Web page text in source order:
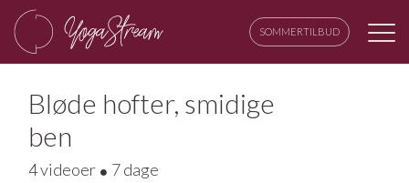
SOMMERTILBUD
Bløde hofter, smidige
ben
4 videoer 7 dage